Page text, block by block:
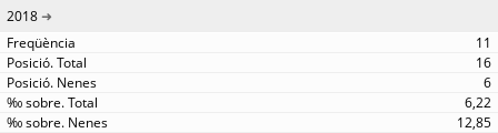
2018
11
16
6
6,22
12,85